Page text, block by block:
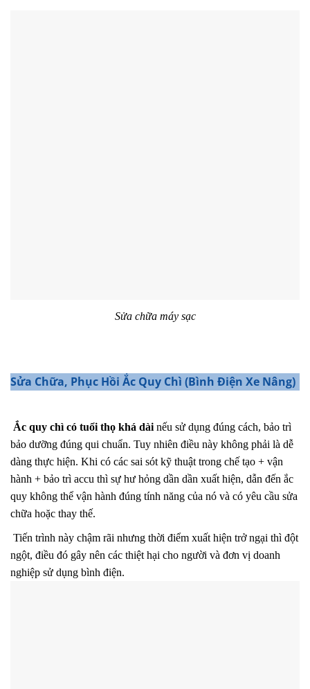
Sửa chữa máy sạc
Sửa Chữa, Phục Hồi Ắc Quy Chì (Bình Điện Xe Nâng)
Ắc quy chì có tuổi thọ khá dàinếu sử dụng đúng cách, bảo trì
bảo dưỡng đúng qui chuẩn. Tuy nhiên điều này không phải là dễ
dàng thực hiện. Khi có các sai sót kỹ thuật trong chế tạo + vận
hành + bảo trì accu thì sự hư hỏng dần dần xuất hiện, dẫn đến ắc
quy không thể vận hành đúng tính năng của nó và có yêu cầu sửa
chữa hoặc thay thế.
Tiến trình này chậm rãi nhưng thời điểm xuất hiện trở ngại thì đột
ngột, điều đó gây nên các thiệt hại cho người và đơn vị doanh
nghiệp sử dụng bình điện.